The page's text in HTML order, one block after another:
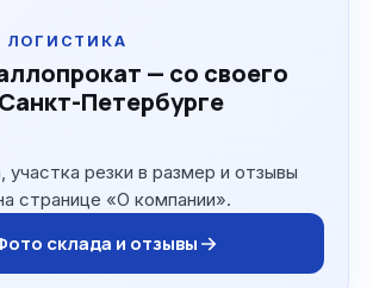
ЛОГИСТИКА
— со своего
Петербурге
резки в размер и отзывы
странице «О компании».
склада и отзывы